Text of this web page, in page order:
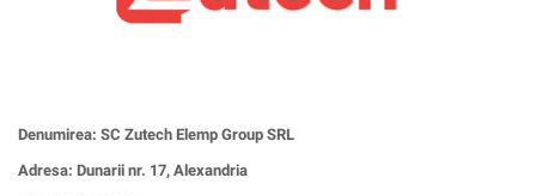
Denumirea: SC Zutech Elemp Group SRL
Adresa: Dunarii nr. 17, Alexandria